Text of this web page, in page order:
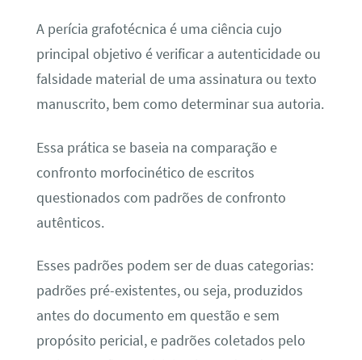
A perícia grafotécnica é uma ciência cujo
principal objetivo é verificar a autenticidade ou
falsidade material de uma assinatura ou texto
manuscrito, bem como determinar sua autoria.
Essa prática se baseia na comparação e
confronto morfocinético de escritos
questionados com padrões de confronto
autênticos.
Esses padrões podem ser de duas categorias:
padrões pré-existentes, ou seja, produzidos
antes do documento em questão e sem
propósito pericial, e padrões coletados pelo